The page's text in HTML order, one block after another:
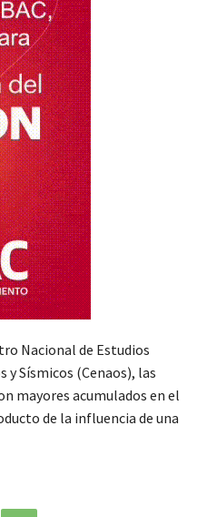
Nacional de Estudios
Sísmicos (Cenaos), las
mayores acumulados en el
de la influencia de una